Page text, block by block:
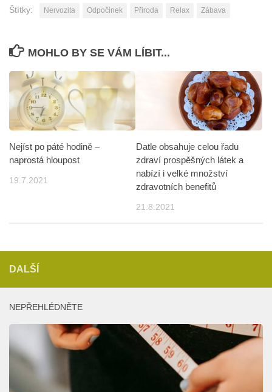
Štítky: Nervozita Odpočinek Přiroda Relax Zábava
MOHLO BY SE VÁM LÍBIT...
Nejíst po páté hodině –
naprostá hloupost
19.7.2021
Datle obsahuje celou řadu
zdraví prospěšných látek a
nabízí i velké množství
zdravotních benefitů
21.8.2021
DALŠÍ
NEPŘEHLÉDNĚTE